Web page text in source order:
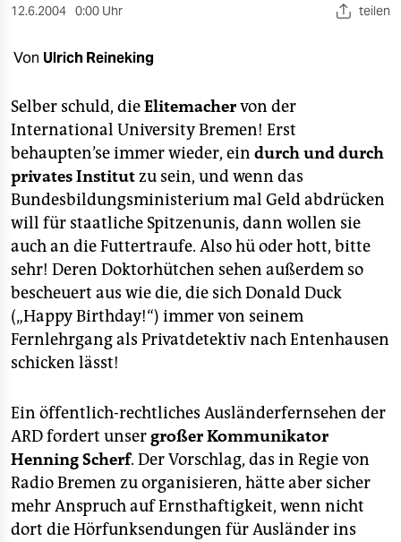
kultur
sport
nord
wahrheit
verlag
verlag
veranstaltungen
shop
fragen & hilfe
genossenschaft
epaper login
12.6.2004 0:00 Uhr teilen
Von Ulrich Reineking
Selber schuld, dieElitemachervon der
International University Bremen! Erst
behaupten’se immer wieder, ein durch und durch
privates Institutzu sein, und wenn das
Bundesbildungsministerium mal Geld abdrücken
will für staatliche Spitzenunis, dann wollen sie
auch an die Futtertraufe. Also hü oder hott, bitte
sehr! Deren Doktorhütchen sehen außerdem so
bescheuert aus wie die, die sich Donald Duck
(„Happy Birthday!“) immer von seinem
Fernlehrgang als Privatdetektiv nach Entenhausen
schicken lässt!
Ein öffentlich-rechtliches Ausländerfernsehen der
ARD fordert unsergroßer Kommunikator
Henning Scherf. Der Vorschlag, das in Regie von
Radio Bremen zu organisieren, hätte aber sicher
mehr Anspruch auf Ernsthaftigkeit, wenn nicht
dort die Hörfunksendungen für Ausländer ins